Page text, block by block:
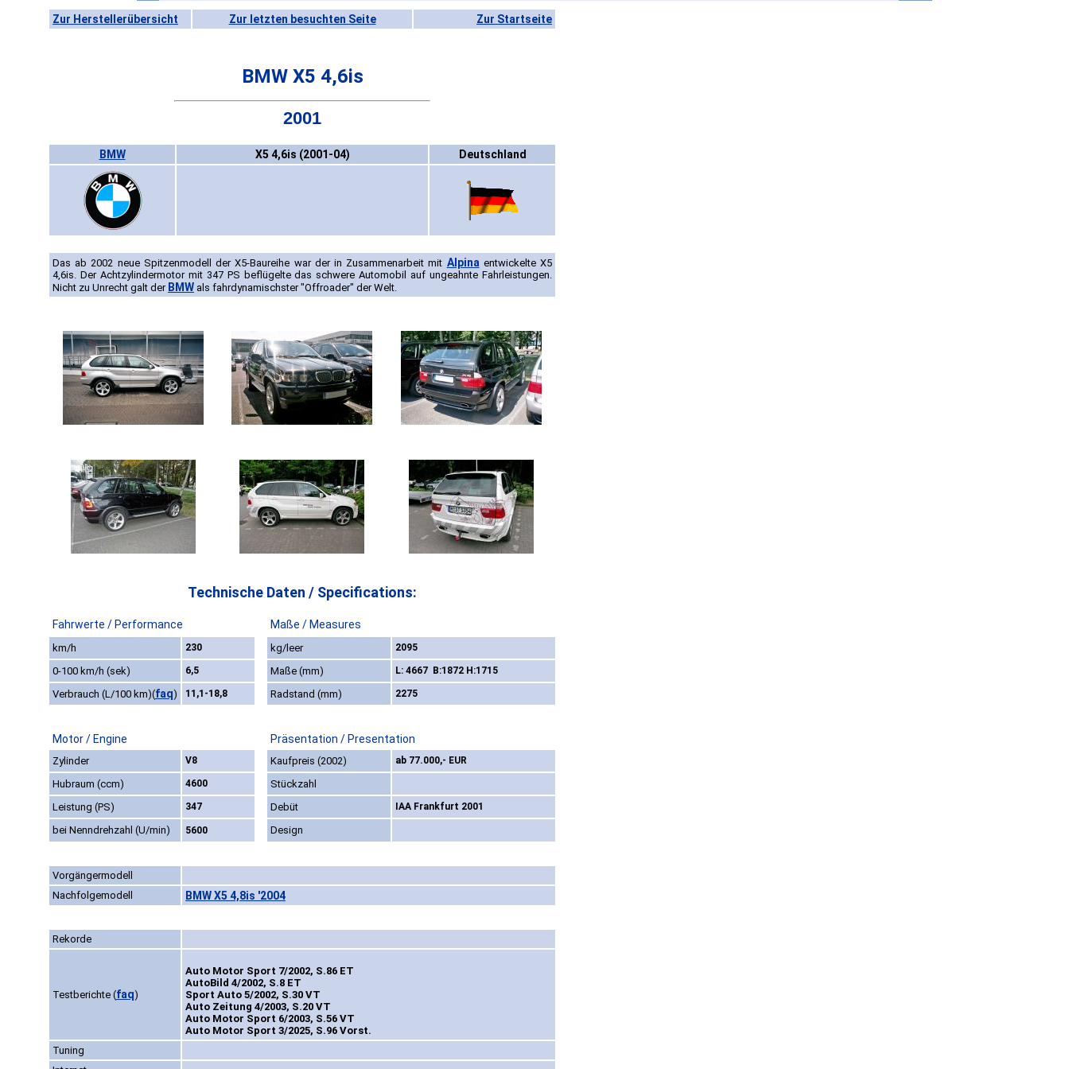
Zur Herstellerübersicht Zur letzten besuchten Seite Zur Startseite
BMW X5 4,6is
2001
BMW X5 4,6is (2001-04) Deutschland
Das ab 2002 neue Spitzenmodell der X5-Baureihe war der in Zusammenarbeit mit Alpinaentwickelte X5
4,6is. Der Achtzylindermotor mit 347 PS beflügelte das schwere Automobil auf ungeahnte Fahrleistungen.
Nicht zu Unrecht galt der BMW als fahrdynamischster "Offroader" der Welt.
Technische Daten / Specifications:
Fahrwerte / Performance Maße / Measures
km/h 230 kg/leer 2095
0-100 km/h (sek) 6,5 Maße (mm) L: 4667 B:1872 H:1715
Verbrauch (L/100 km)(faq) 11,1-18,8 Radstand (mm) 2275
Motor / Engine Präsentation / Presentation
Zylinder V8 Kaufpreis (2002) ab 77.000,- EUR
Hubraum (ccm) 4600
Stückzahl
Leistung (PS)
347 Debüt IAA Frankfurt 2001
bei Nenndrehzahl (U/min) 5600 Design
Vorgängermodell
Nachfolgemodell
BMW X5 4,8is '2004
Rekorde
Testberichte (faq)
Auto Motor Sport 7/2002, S.86 ET
AutoBild 4/2002, S.8 ET
Sport Auto 5/2002, S.30 VT
Auto Zeitung 4/2003, S.20 VT
Auto Motor Sport 6/2003, S.56 VT
Auto Motor Sport 3/2025, S.96 Vorst.
Tuning